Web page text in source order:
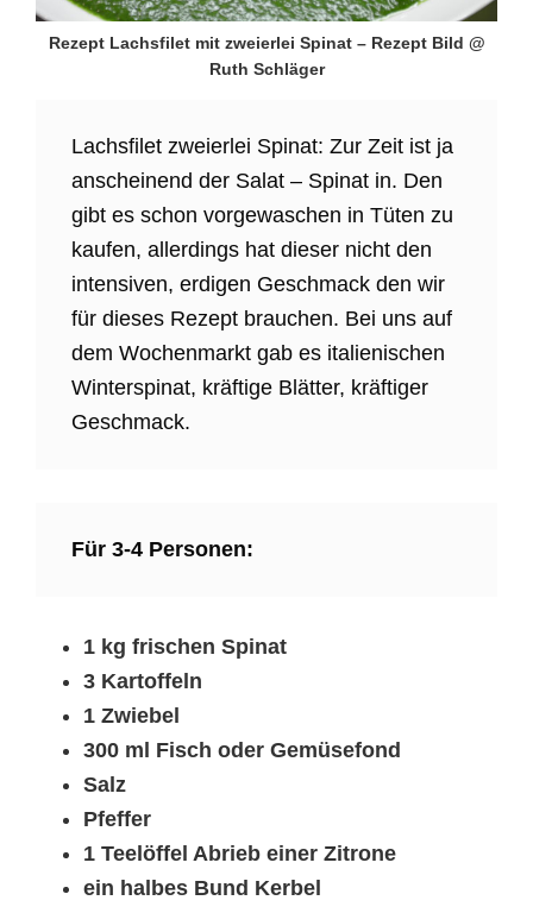
Rezept Lachsfilet mit zweierlei Spinat – Rezept Bild @
Ruth Schläger
Lachsfilet zweierlei Spinat: Zur Zeit ist ja
anscheinend der Salat – Spinat in. Den
gibt es schon vorgewaschen in Tüten zu
kaufen, allerdings hat dieser nicht den
intensiven, erdigen Geschmack den wir
für dieses Rezept brauchen. Bei uns auf
dem Wochenmarkt gab es italienischen
Winterspinat, kräftige Blätter, kräftiger
Geschmack.
Für 3-4 Personen:
1 kg frischen Spinat
3 Kartoffeln
1 Zwiebel
300 ml Fisch oder Gemüsefond
Salz
Pfeffer
1 Teelöffel Abrieb einer Zitrone
ein halbes Bund Kerbel